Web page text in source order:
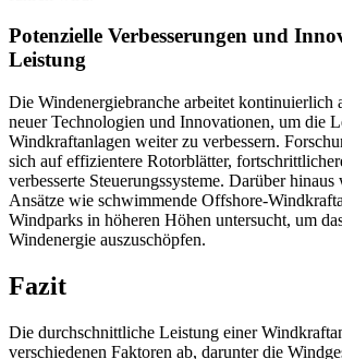
Potenzielle Verbesserungen und
Leistung
Die Windenergiebranche arbeitet kontinuierlich
neuer Technologien und Innovationen, um die
Windkraftanlagen weiter zu verbessern.
sich auf effizientere Rotorblätter,
verbesserte Steuerungssysteme. Darüber hinaus
Ansätze wie schwimmende Offshore-
Windparks in höheren Höhen untersucht, um
Windenergie auszuschöpfen.
Fazit
Die durchschnittliche Leistung einer
verschiedenen Faktoren ab, darunter die